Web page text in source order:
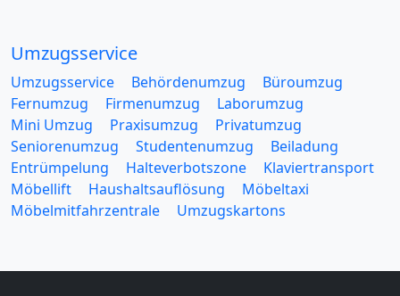
Umzugsservice
Umzugsservice Behördenumzug
Büroumzug
Fernumzug
Firmenumzug
Laborumzug
Mini Umzug
Praxisumzug
Privatumzug
Seniorenumzug
Studentenumzug
Beiladung
Entrümpelung
Halteverbotszone
Klaviertransport
Möbellift
Haushaltsauflösung
Möbeltaxi
Möbelmitfahrzentrale
Umzugskartons